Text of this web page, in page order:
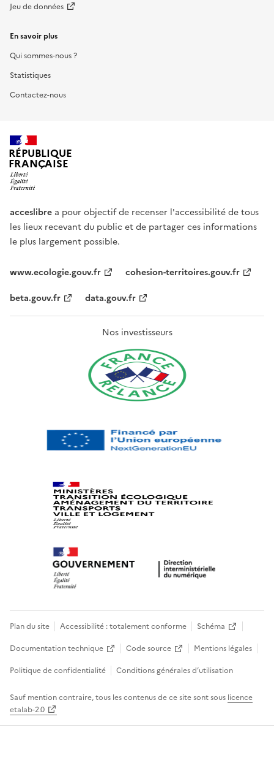
Jeu de données
En savoir plus
Qui sommes-nous ?
Statistiques
Contactez-nous
RÉPUBLIQUE
FRANÇAISE
acceslibre a pour objectif de recenser l'accessibilité de tous
les lieux recevant du public et de partager ces informations
le plus largement possible.
www.ecologie.gouv.fr
cohesion-territoires.gouv.fr
beta.gouv.fr
data.gouv.fr
Nos investisseurs
Plan du site Accessibilité : totalement conforme
Schéma
Documentation technique
Code source
Mentions légales
Politique de confidentialité
Conditions générales d’utilisation
Sauf mention contraire, tous les contenus de ce site sont sous licence
etalab-2.0